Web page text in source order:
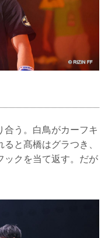
合う。白鳥がカーフキ
と髙橋はグラつき、
ックを当て返す。だが